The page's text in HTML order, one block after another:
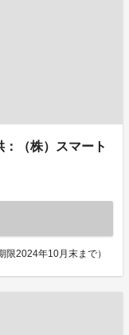
（株）スマート
2024年10月末まで）